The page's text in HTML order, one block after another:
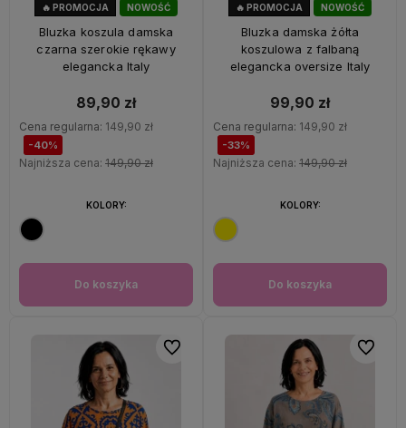
NOWOŚĆ
🔥 PROMOCJA
Bluzka koszula damska
czarna szerokie rękawy
elegancka Italy
89,90 zł
Cena regularna: 149,90 zł
-40%
Najniższa cena: 149,90 zł
Do koszyka
KOLORY:
NOWOŚĆ
OKAZJA
🔥 PROMOCJA
Bluzka damska żółta
koszulowa z falbaną
elegancka oversize Italy
99,90 zł
Cena regularna: 149,90 zł
-33%
Najniższa cena: 149,90 zł
Do koszyka
KOLORY:
Do ulubionych Do